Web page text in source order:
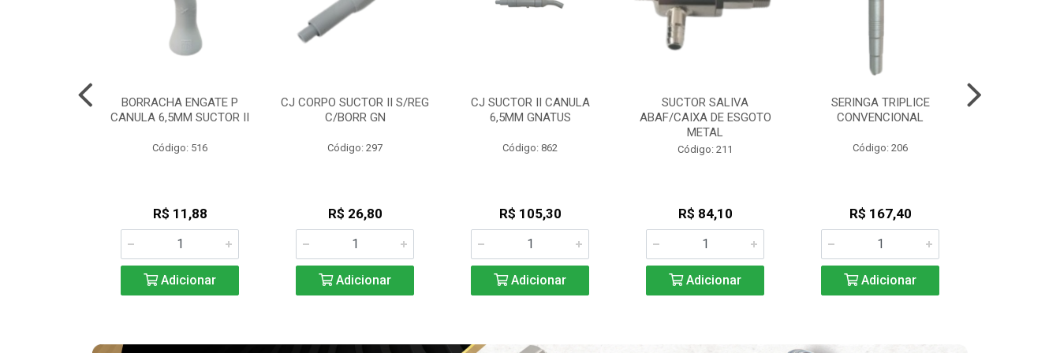
BORRACHA ENGATE P
CANULA 6,5MM SUCTOR II
Código: 516
R$ 11,88
Adicionar
CJ CORPO SUCTOR II S/REG
C/BORR GN
Código: 297
R$ 26,80
Adicionar
CJ SUCTOR II CANULA
6,5MM GNATUS
Código: 862
R$ 105,30
Adicionar
SUCTOR SALIVA
ABAF/CAIXA DE ESGOTO
METAL
Código: 211
R$ 84,10
Adicionar
SERINGA TRIPLICE
CONVENCIONAL
Código: 206
R$ 167,40
Adicionar